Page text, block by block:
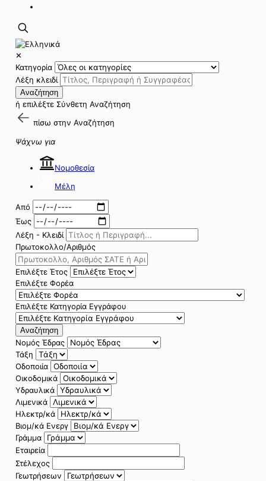
✕
Κατηγορία
Λέξη κλειδί
Αναζήτηση
ή επιλέξτε Σύνθετη Αναζήτηση
πίσω στην Αναζήτηση
Ψάχνω για
Νομοθεσία
Μέλη
Από
Έως
Λέξη - Κλειδί
Πρωτοκολλο/Αριθμός
Επιλέξτε Έτος
Επιλέξτε Φορέα
Επιλέξτε Κατηγορία Εγγράφου
Αναζήτηση
Νομός Έδρας
Τάξη
Οδοποιία
Οικοδομικά
Υδραυλικά
Λιμενικά
Ηλεκτρ/κά
Βιομ/κά Ενεργ
Γράμμα
Εταιρεία
Στέλεχος
Γεωτρήσεων